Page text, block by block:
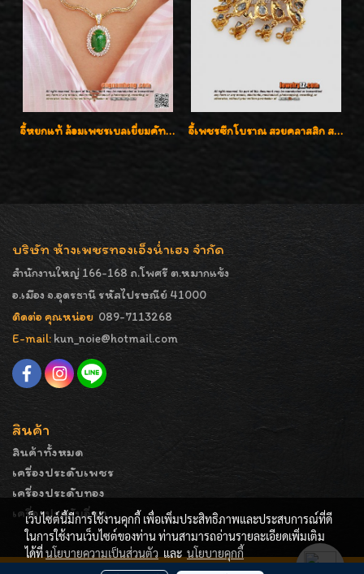
จี้หยกแท้ ล้อมเพชรเบลเยี่ยมคัท ราคาพิเศษไม่แพงค่ะ จี้เพชรซีกโบราณ สวยคลาสสิก สภาพสมบูรณ์สุดๆค่ะ
บริษัท ห้างเพชรทองเอ็งน่ำเฮง จำกัด
สำนักงานใหญ่ 166-168 ถ.โพศรี ต.หมากแข้ง
อ.เมือง จ.อุดรธานี รหัสไปรษณีย์ 41000
ติดต่อ คุณหน่อย 089-7113268
E-mail: kun_noie@hotmail.com
สินค้า
สินค้าทั้งหมด
เครื่องประดับเพชร
เครื่องประดับทอง
เครื่องประดับอื่นๆ
เว็บไซต์นี้มีการใช้งานคุกกี้ เพื่อเพิ่มประสิทธิภาพและประสบการณ์ที่ดี
ในการใช้งานเว็บไซต์ของท่าน ท่านสามารถอ่านรายละเอียดเพิ่มเติม
ได้ที่นโยบายความเป็นส่วนตัว และ นโยบายคุกกี้